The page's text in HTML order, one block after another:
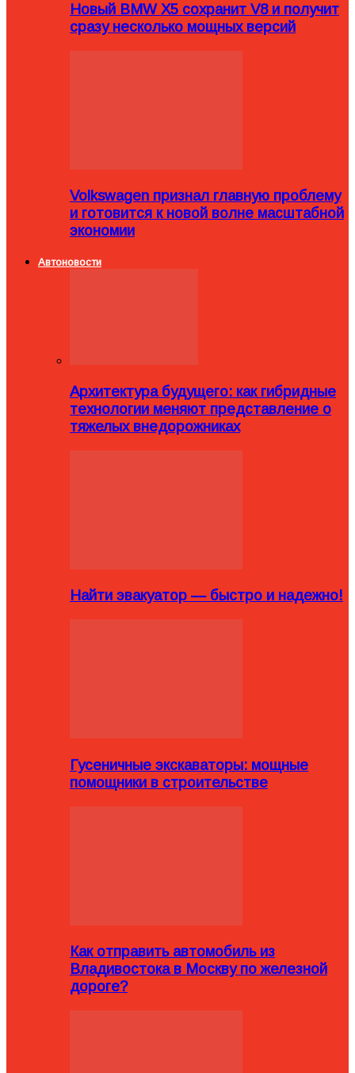
Новый BMW X5 сохранит V8 и получит
сразу несколько мощных версий
Volkswagen признал главную проблему
и готовится к новой волне масштабной
экономии
Автоновости
Архитектура будущего: как гибридные
технологии меняют представление о
тяжелых внедорожниках
Найти эвакуатор — быстро и надежно!
Гусеничные экскаваторы: мощные
помощники в строительстве
Как отправить автомобиль из
Владивостока в Москву по железной
дороге?